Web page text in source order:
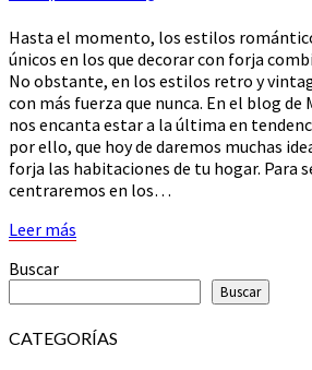
Hasta el momento, los estilos
únicos en los que decorar con forja
No obstante, en los estilos retro y
con más fuerza que nunca. En el blog
nos encanta estar a la última en
por ello, que hoy de daremos muchas
forja las habitaciones de tu hogar. Para
centraremos en los…
Leer más
Buscar
Buscar
CATEGORÍAS